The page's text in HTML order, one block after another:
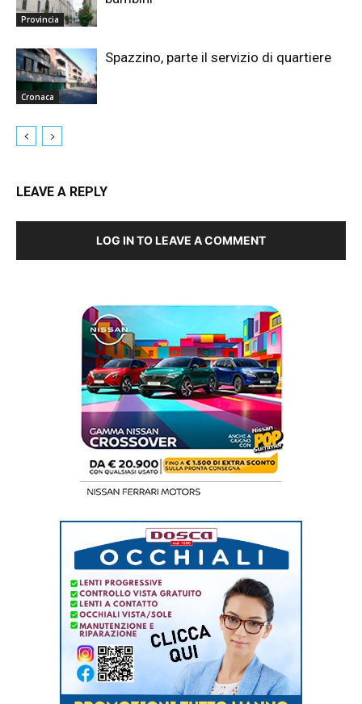
Provincia
Cronaca
Spazzino, parte il servizio di quartiere
LEAVE A REPLY
LOG IN TO LEAVE A COMMENT